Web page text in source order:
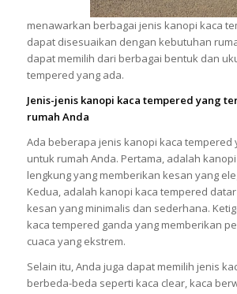
menawarkan berbagai jenis kanopi kaca
dapat disesuaikan dengan kebutuhan
dapat memilih dari berbagai bentuk dan
tempered yang ada.
Jenis-jenis kanopi kaca tempered yang
rumah Anda
Ada beberapa jenis kanopi kaca tempered
untuk rumah Anda. Pertama, adalah
lengkung yang memberikan kesan yang
Kedua, adalah kanopi kaca tempered
kesan yang minimalis dan sederhana.
kaca tempered ganda yang memberikan
cuaca yang ekstrem.
Selain itu, Anda juga dapat memilih jenis
berbeda-beda seperti kaca clear, kaca